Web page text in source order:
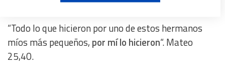
“Todo lo que hicieron por uno de estos hermanos
míos más pequeños, por mí lo hicieron“. Mateo
25,40.
Use profiles to select personalised content